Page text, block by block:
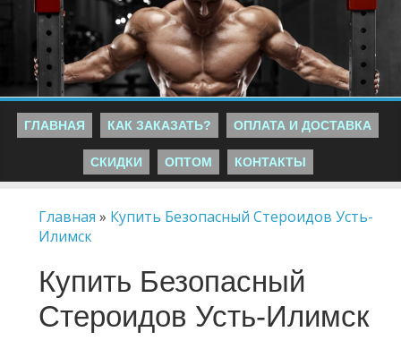
ГЛАВНАЯ КАК ЗАКАЗАТЬ? ОПЛАТА И ДОСТАВКА
СКИДКИ ОПТОМ КОНТАКТЫ
Главная » Купить Безопасный Стероидов Усть-
Илимск
Купить Безопасный
Стероидов Усть-Илимск